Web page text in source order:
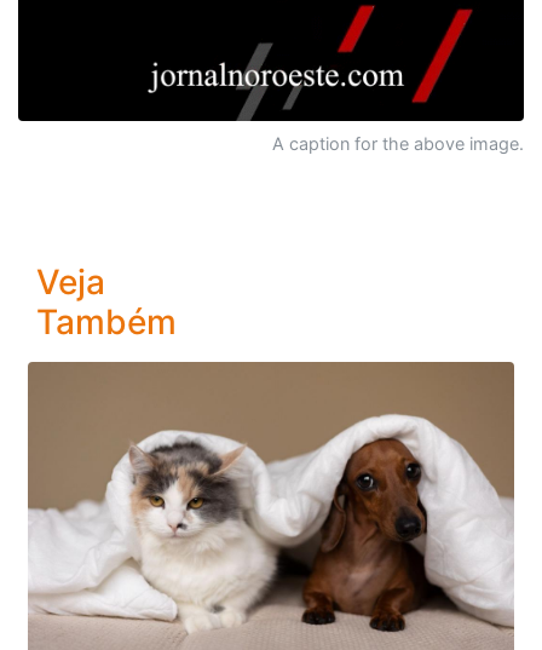
A caption for the above image.
Veja
Também